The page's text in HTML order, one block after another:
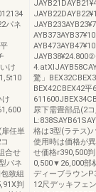
パネ
け
扉任単
合せ
パネ
致組
判
驚」
BEX42CBEX42
尿下需畳部品(2
格は3型(ラテス)
使用時は価格が
せ価格r390,500
0,500▼26,000部
ディーブラウン
12尺デッキフェ